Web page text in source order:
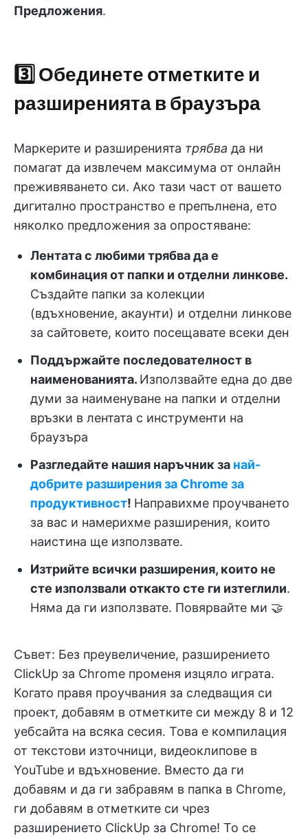
Предложения.
3️⃣ Обединете отметките и
разширенията в браузъра
Маркерите и разширенията трябва да ни
помагат да извлечем максимума от онлайн
преживяването си. Ако тази част от вашето
дигитално пространство е препълнена, ето
няколко предложения за опростяване:
Лентата с любими трябва да е
комбинация от папки и отделни линкове.
Създайте папки за колекции
(вдъхновение, акаунти) и отделни линкове
за сайтовете, които посещавате всеки ден
Поддържайте последователност в
наименованията. Използвайте една до две
думи за наименуване на папки и отделни
връзки в лентата с инструменти на
браузъра
Разгледайте нашия наръчник за най-
добрите разширения за Chrome за
продуктивност! Направихме проучването
за вас и намерихме разширения, които
наистина ще използвате.
Изтрийте всички разширения, които не
сте използвали откакто сте ги изтеглили.
Няма да ги използвате. Повярвайте ми 🤝
Съвет: Без преувеличение, разширението
ClickUp за Chrome променя изцяло играта.
Когато правя проучвания за следващия си
проект, добавям в отметките си между 8 и 12
уебсайта на всяка сесия. Това е компилация
от текстови източници, видеоклипове в
YouTube и вдъхновение. Вместо да ги
добавям и да ги забравям в папка в Chrome,
ги добавям в отметките си чрез
разширението ClickUp за Chrome! То се